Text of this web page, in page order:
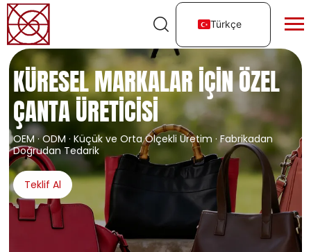
Türkçe
KÜRESEL MARKALAR IÇIN ÖZEL
ÇANTA ÜRETICISI
OEM · ODM · Küçük ve Orta Ölçekli Üretim · Fabrikadan
Doğrudan Tedarik
Teklif Al